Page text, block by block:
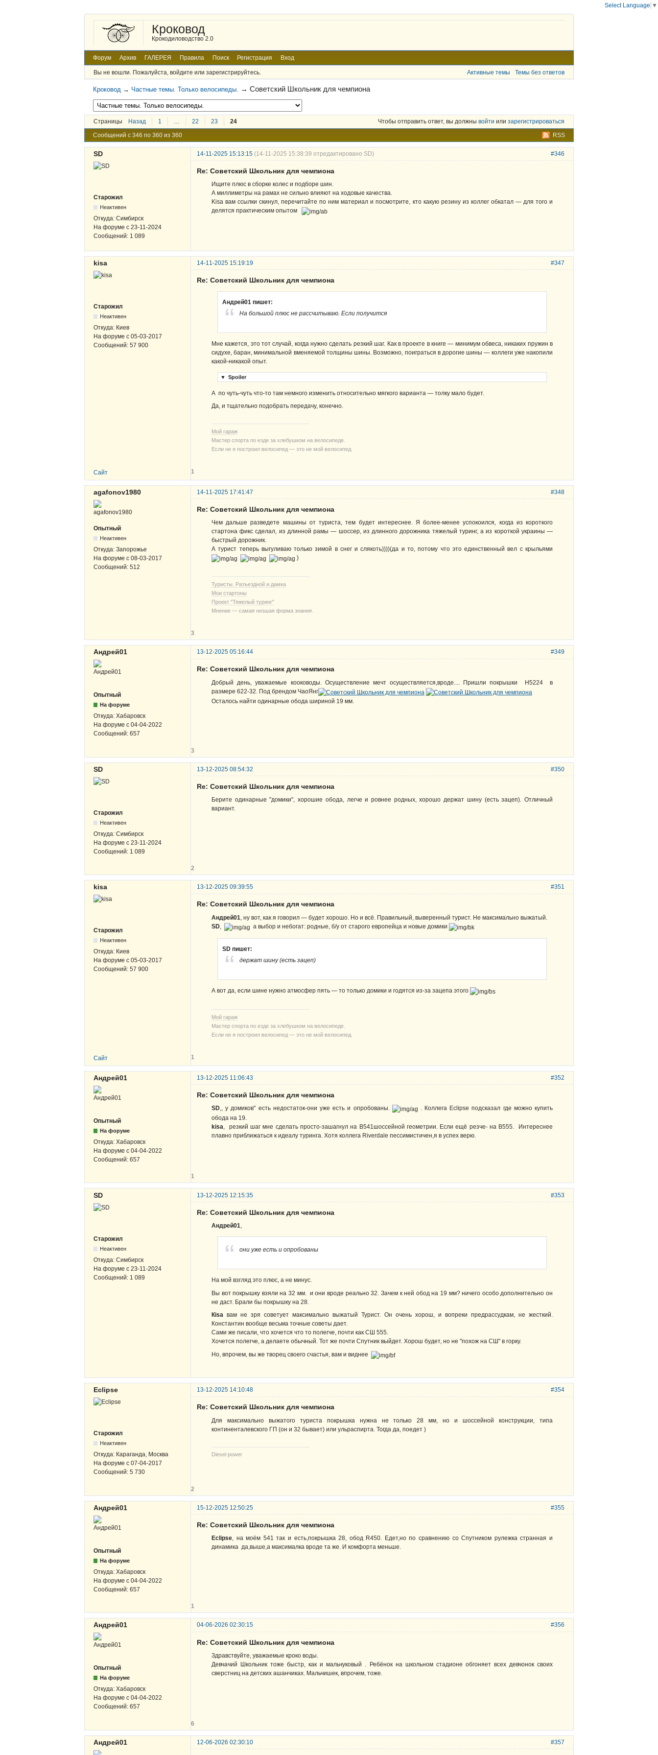
Кроковод
Крокодиловодство 2.0
Форум Архив ГАЛЕРЕЯ Правила Поиск Регистрация Вход
Вы не вошли. Пожалуйста, войдите или зарегистрируйтесь. Активные темы Темы без ответов
Кроковод → Частные темы. Только велосипеды. →Советский Школьник для чемпиона
Страницы Назад 1 … 22 23 24 Чтобы отправить ответ, вы должны войти или зарегистрироваться
RSS
Сообщений с 346 по 360 из 360
#346
SD 14-11-2025 15:13:15 (14-11-2025 15:38:39 отредактировано SD)
Старожил
Неактивен
Откуда: Симбирск
На форуме с 23-11-2024
Сообщений: 1 089
Re: Советский Школьник для чемпиона
Ищите плюс в сборке колес и подборе шин.
А миллиметры на рамах не сильно влияют на ходовые качества.
Kisa вам ссылки скинул, перечитайте по ним материал и посмотрите, кто какую резину из коллег обкатал — для того и
делятся практическим опытом
#347
kisa 14-11-2025 15:19:19
Старожил
Неактивен
Откуда: Киев
На форуме с 05-03-2017
Сообщений: 57 900
Re: Советский Школьник для чемпиона
Андрей01 пишет:
На большой плюс не рассчитываю. Если получится
Мне кажется, это тот случай, когда нужно сделать резкий шаг. Как в проекте в книге — минимум обвеса, никаких пружин в
сидухе, баран, минимальной вменяемой толщины шины. Возможно, поиграться в дорогие шины — коллеги уже накопили
какой-никакой опыт.
▼ Spoiler
А по чуть-чуть что-то там немного изменить относительно мягкого варианта — толку мало будет.
Да, и тщательно подобрать передачу, конечно.
Мой гараж
Мастер спорта по езде за хлебушком на велосипеде.
Если не я построил велосипед — это не мой велосипед.
Сайт 1
#348
agafonov1980 14-11-2025 17:41:47
Опытный
Неактивен
Откуда: Запорожье
На форуме с 08-03-2017
Сообщений: 512
Re: Советский Школьник для чемпиона
Чем дальше разведете машины от туриста, тем будет интереснее. Я более-менее успокоился, когда из короткого
стартона фикс сделал, из длинной рамы — шоссер, из длинного дорожника тяжелый туринг, а из короткой украины —
быстрый дорожник.
А турист теперь выгуливаю только зимой в снег и слякоть))))(да и то, потому что это единственный вел с крыльями
)
Туристы. Разъездной и дамка
Мои стартоны
Проект "Тяжелый туринг"
Мнение — самая низшая форма знания.
3
#349
Андрей01 13-12-2025 05:16:44
Опытный
На форуме
Откуда: Хабаровск
На форуме с 04-04-2022
Сообщений: 657
Re: Советский Школьник для чемпиона
Добрый день, уважаемые кооководы. Осуществление мечт осуществляется,вроде.... Пришли покрышки Н5224 в
размере 622-32. Под брендом ЧаоЯнг
Осталось найти одинарные обода шириной 19 мм.
3
#350
SD 13-12-2025 08:54:32
Старожил
Неактивен
Откуда: Симбирск
На форуме с 23-11-2024
Сообщений: 1 089
Re: Советский Школьник для чемпиона
Берите одинарные "домики", хорошие обода, легче и ровнее родных, хорошо держат шину (есть зацеп). Отличный
вариант.
2
#351
kisa 13-12-2025 09:39:55
Старожил
Неактивен
Откуда: Киев
На форуме с 05-03-2017
Сообщений: 57 900
Re: Советский Школьник для чемпиона
Андрей01 , ну вот, как я говорил — будет хорошо. Но и всё. Правильный, выверенный турист. Не максимально выжатый.
SD
а выбор и небогат: родные, б/у от старого европейца и новые домики
SD пишет:
держат шину (есть зацеп)
А вот да, если шине нужно атмосфер пять — то только домики и годятся из-за зацепа этого
Мой гараж
Мастер спорта по езде за хлебушком на велосипеде.
Если не я построил велосипед — это не мой велосипед.
Сайт 1
#352
Андрей01 13-12-2025 11:06:43
Опытный
На форуме
Откуда: Хабаровск
На форуме с 04-04-2022
Сообщений: 657
Re: Советский Школьник для чемпиона
SD,, у домиков" есть недостаток-они уже есть и опробованы.
. Коллега Eclipse подсказал где можно купить
обода на 19.
kisa, резкий шаг мне сделать просто-зашагнул на В541шоссейной геометрии. Если ещё резче- на В555. Интереснее
плавно приближаться к идеалу туринга. Хотя коллега Riverdale пессимистичен,я в успех верю.
1
#353
SD 13-12-2025 12:15:35
Старожил
Неактивен
Откуда: Симбирск
На форуме с 23-11-2024
Сообщений: 1 089
Re: Советский Школьник для чемпиона
Андрей01,
они уже есть и опробованы
На мой взгляд это плюс, а не минус.
Вы вот покрышку взяли на 32 мм. и они вроде реально 32. Зачем к ней обод на 19 мм? ничего особо дополнительно он
не даст. Брали бы покрышку на 28.
Кisa вам не зря советует максимально выжатый Турист. Он очень хорош, и вопреки предрассудкам, не жесткий.
Константин вообще весьма точные советы дает.
Сами же писали, что хочется что то полегче, почти как СШ 555.
Хочется полегче, а делаете обычный. Тот же почти Спутник выйдет. Хорош будет, но не "похож на СШ" в горку.
Но, впрочем, вы же творец своего счастья, вам и виднее
#354
Eclipse 13-12-2025 14:10:48
Старожил
Неактивен
Откуда: Караганда, Москва
На форуме с 07-04-2017
Сообщений: 5 730
Re: Советский Школьник для чемпиона
Для максимально выжатого туриста покрышка нужна не только 28 мм, но и шоссейной конструкции, типа
континенталевского ГП (он и 32 бывает) или ульраспирта. Тогда да, поедет )
Diesel power
2
#355
Андрей01 15-12-2025 12:50:25
Опытный
На форуме
Откуда: Хабаровск
На форуме с 04-04-2022
Сообщений: 657
Re: Советский Школьник для чемпиона
Eclipse, на моём 541 так и есть,покрышка 28, обод R450. Едет,но по сравнению со Спутником рулежка странная и
динамика да,выше,а максималка вроде та же. И комфорта меньше.
1
#356
Андрей01 04-06-2026 02:30:15
Опытный
На форуме
Откуда: Хабаровск
На форуме с 04-04-2022
Сообщений: 657
Re: Советский Школьник для чемпиона
Здравствуйте, уважаемые кроко воды.
Девчачий Школьник тоже быстр, как и мальчуковый . Ребёнок на школьном стадионе обгоняет всех девчонок своих
сверстниц на детских ашанчиках. Мальчишек, впрочем, тоже.
6
#357
Андрей01 12-06-2026 02:30:10
Select Language ▼